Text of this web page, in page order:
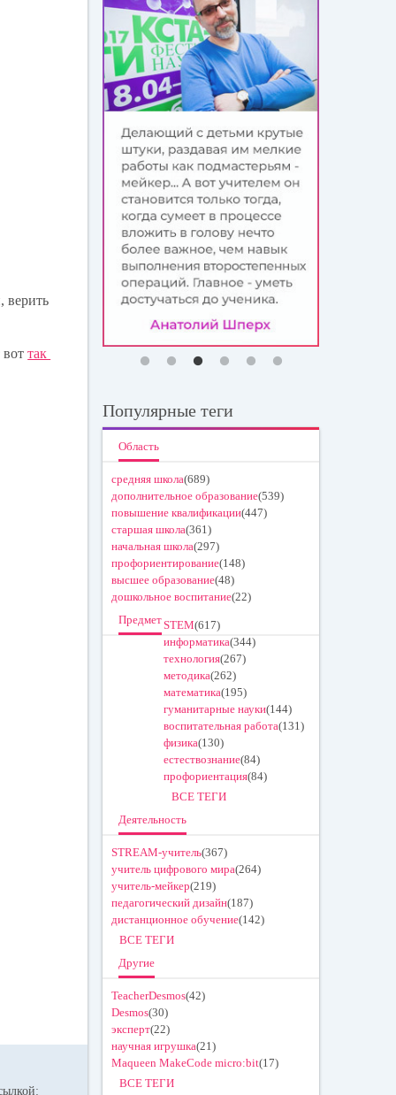
верить
воттак
Популярные теги
Область
средняя школа(689)
дополнительное образование(539)
повышение квалификации(447)
старшая школа(361)
начальная школа(297)
профориентирование(148)
высшее образование(48)
дошкольное воспитание(22)
ПредметSTEM(617)
информатика(344)
технология(267)
методика(262)
математика(195)
гуманитарные науки(144)
воспитательная работа(131)
физика(130)
естествознание(84)
профориентация(84)
ВСЕ ТЕГИ
Деятельность
STREAM-учитель(367)
учитель цифрового мира(264)
учитель-мейкер(219)
педагогический дизайн(187)
дистанционное обучение(142)
ВСЕ ТЕГИ
Другие
TeacherDesmos(42)
Desmos(30)
эксперт(22)
научная игрушка(21)
Maqueen MakeCode micro:bit(17)
ВСЕ ТЕГИ